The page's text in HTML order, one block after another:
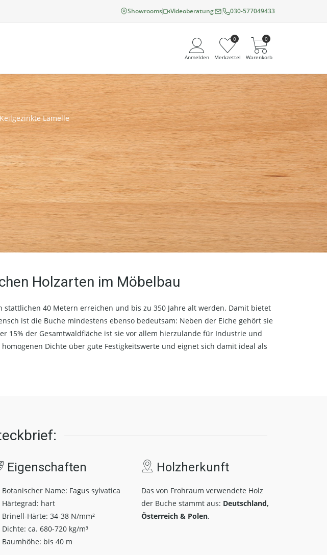
Showrooms Videoberatung 030-577049433
Anmelden
Angemeldet bleiben
Passwort vergessen?
Neuer Kunde? Jetzt registrieren
0
Merkzettel
0
Warenkorb
Lamelle
Holzarten im Möbelbau
stattlichen 40 Metern erreichen und bis zu 350 Jahre alt werden. Damit bietet
ist die Buche mindestens ebenso bedeutsam: Neben der Eiche gehört sie
15% der Gesamtwaldfläche ist sie vor allem hierzulande für Industrie und
Dichte über gute Festigkeitswerte und eignet sich damit ideal als
Eigenschaften
Botanischer Name: Fagus sylvatica
Härtegrad: hart
Brinell-Härte: 34-38 N/mm²
Dichte: ca. 680-720 kg/m³
Baumhöhe: bis 40 m
Holzherkunft
Das von Frohraum verwendete Holz
der Buche stammt aus: Deutschland,
Österreich & Polen.